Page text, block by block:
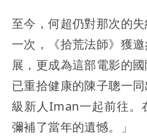
至今，何超仍對那次的
一次，《拾荒法師》獲
展，更成為這部電影的
已重拾健康的陳子聰一
級新人Iman一起前往。
彌補了當年的遺憾。」